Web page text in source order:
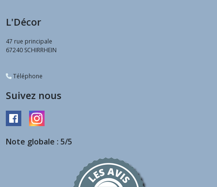
L'Décor
47 rue principale
67240 SCHIRRHEIN
Téléphone
Suivez nous
Note globale : 5/5